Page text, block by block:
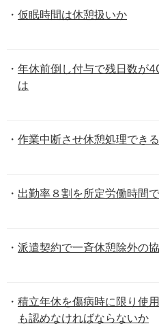
仮眠時間は休憩扱いか
年休前倒し付与で残日数が
は
作業中断させ休憩処理でき
出勤率８割を所定労働時間
派遣契約で一斉休憩除外の
積立年休を傷病時に限り使
も認めなければならないか